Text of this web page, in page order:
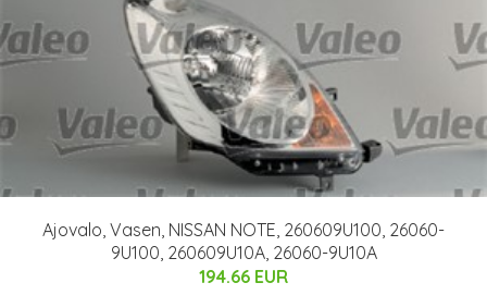
Ajovalo, Vasen, NISSAN NOTE, 260609U100, 26060-
9U100, 260609U10A, 26060-9U10A
194.66 EUR